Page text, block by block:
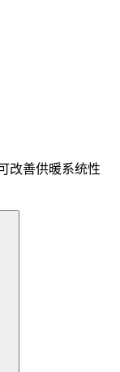
改善供暖系统性